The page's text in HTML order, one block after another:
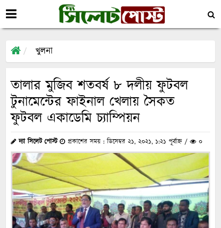
খুলনা
তালার মুজিব শতবর্ষ ৮ দলীয় ফুটবল
টুনামেন্টের ফাইনাল খেলায় সৈকত
ফুটবল একাডেমি চ্যাম্পিয়ন
দ্যা সিলেট পোস্ট প্রকাশের সময় : ডিসেম্বর ২১, ২০২১, ১:২১ পূর্বাহ্ন / ০